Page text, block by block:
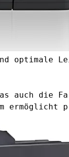
auch die
ermöglicht